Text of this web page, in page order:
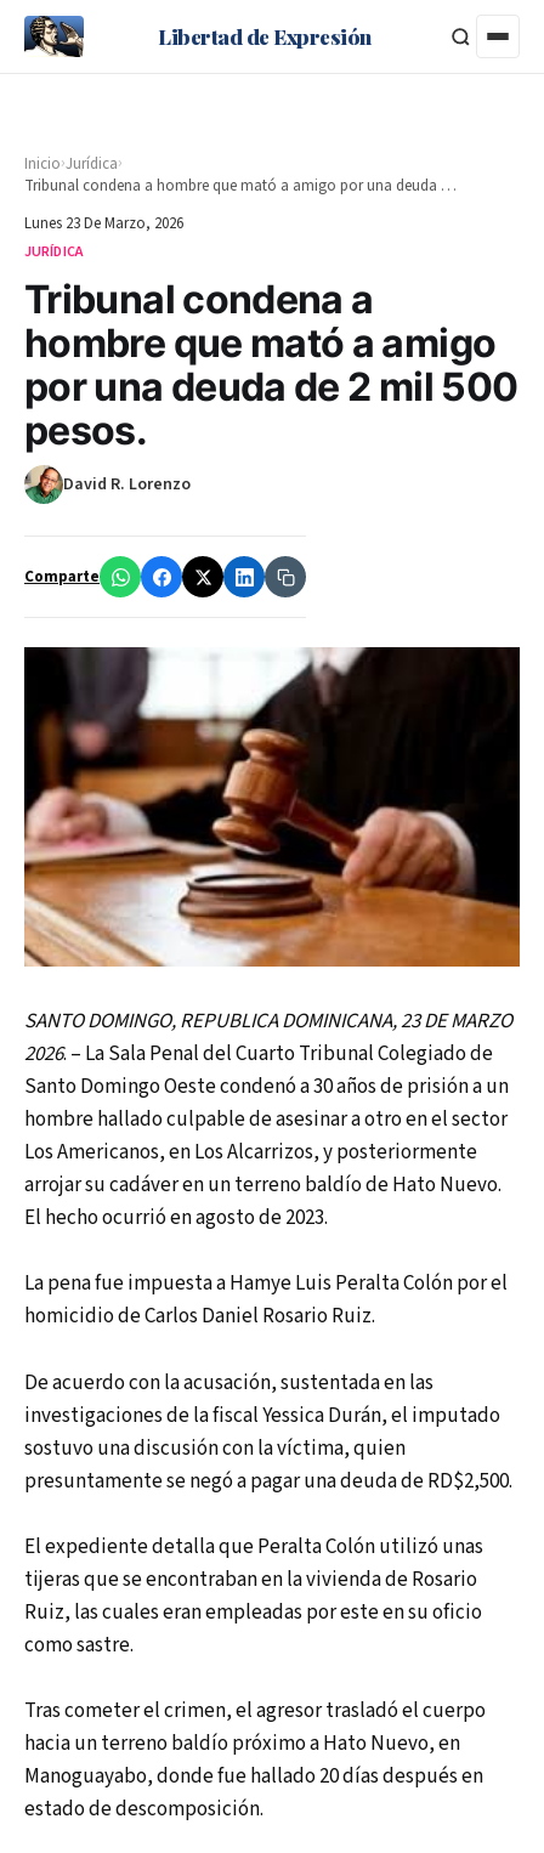
Libertad de Expresión
Inicio›Jurídica›
Tribunal condena a hombre que mató a amigo por una deuda de 2 mil 500 pesos.
Lunes 23 De Marzo, 2026
JURÍDICA
Tribunal condena a
hombre que mató a amigo
por una deuda de 2 mil 500
pesos.
David R. Lorenzo
Comparte
SANTO DOMINGO, REPUBLICA DOMINICANA, 23 DE MARZO
2026. – La Sala Penal del Cuarto Tribunal Colegiado de
Santo Domingo Oeste condenó a 30 años de prisión a un
hombre hallado culpable de asesinar a otro en el sector
Los Americanos, en Los Alcarrizos, y posteriormente
arrojar su cadáver en un terreno baldío de Hato Nuevo.
El hecho ocurrió en agosto de 2023.
La pena fue impuesta a Hamye Luis Peralta Colón por el
homicidio de Carlos Daniel Rosario Ruiz.
De acuerdo con la acusación, sustentada en las
investigaciones de la fiscal Yessica Durán, el imputado
sostuvo una discusión con la víctima, quien
presuntamente se negó a pagar una deuda de RD$2,500.
El expediente detalla que Peralta Colón utilizó unas
tijeras que se encontraban en la vivienda de Rosario
Ruiz, las cuales eran empleadas por este en su oficio
como sastre.
Tras cometer el crimen, el agresor trasladó el cuerpo
hacia un terreno baldío próximo a Hato Nuevo, en
Manoguayabo, donde fue hallado 20 días después en
estado de descomposición.